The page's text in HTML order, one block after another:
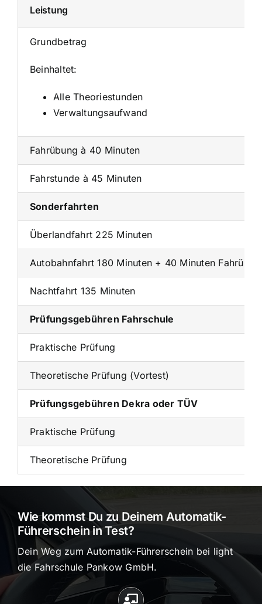
Leistung
Grundbetrag
Beinhaltet:
Alle Theoriestunden
Verwaltungsaufwand
Fahrübung à 40 Minuten
Fahrstunde à 45 Minuten
Sonderfahrten
Überlandfahrt 225 Minuten
Autobahnfahrt 180 Minuten + 40 Minuten
Nachtfahrt 135 Minuten
Prüfungsgebühren Fahrschule
Praktische Prüfung
Theoretische Prüfung (Vortest)
Prüfungsgebühren Dekra oder TÜV
Praktische Prüfung
Theoretische Prüfung
Wie kommst Du zu Deinem Automatik-
Führerschein in Test?
Dein Weg zum Automatik-Führerschein bei light
die Fahrschule Pankow GmbH.